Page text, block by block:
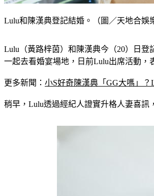
Lulu和陳漢典登記結婚。（圖／天地合娛
Lulu（黃路梓茵）和陳漢典今（20）日
一起去看婚宴場地，日前Lulu出席活動
更多新聞： 小S好奇陳漢典「GG大嗎」
稍早，Lulu透過經紀人證實升格人妻喜